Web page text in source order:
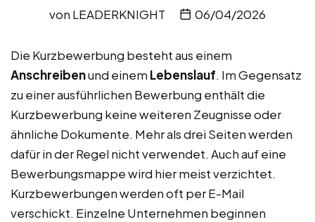
von LEADERKNIGHT 06/04/2026
Die Kurzbewerbung besteht aus einem
Anschreibenund einem Lebenslauf. Im Gegensatz
zu einer ausführlichen Bewerbung enthält die
Kurzbewerbung keine weiteren Zeugnisse oder
ähnliche Dokumente. Mehr als drei Seiten werden
dafür in der Regel nicht verwendet. Auch auf eine
Bewerbungsmappe wird hier meist verzichtet.
Kurzbewerbungen werden oft per E-Mail
verschickt. Einzelne Unternehmen beginnen